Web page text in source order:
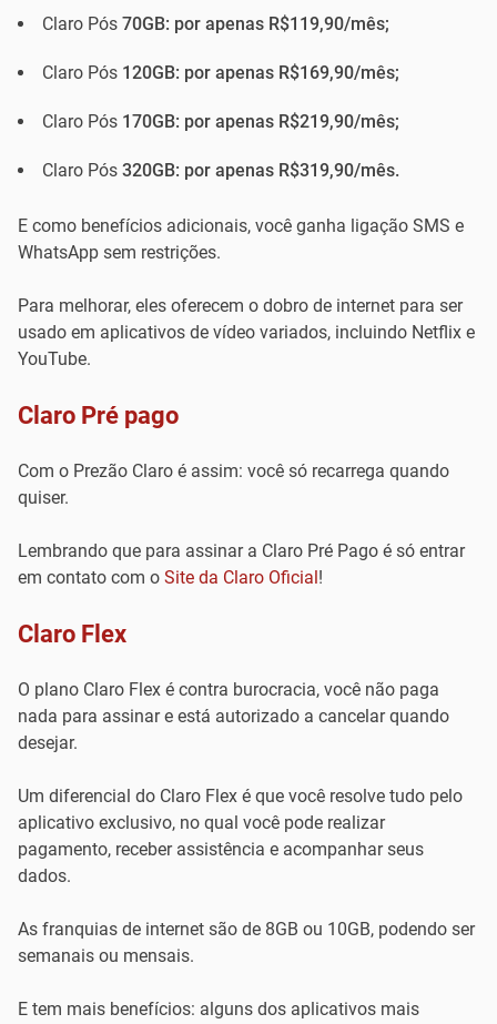
Claro Pós 70GB: por apenas R$119,90/mês;
Claro Pós 120GB: por apenas R$169,90/mês;
Claro Pós 170GB: por apenas R$219,90/mês;
Claro Pós 320GB: por apenas R$319,90/mês.
E como benefícios adicionais, você ganha ligação SMS e
WhatsApp sem restrições.
Para melhorar, eles oferecem o dobro de internet para ser
usado em aplicativos de vídeo variados, incluindo Netflix e
YouTube.
Claro Pré pago
Com o Prezão Claro é assim: você só recarrega quando
quiser.
Lembrando que para assinar a Claro Pré Pago é só entrar
em contato com o Site da Claro Oficial!
Claro Flex
O plano Claro Flex é contra burocracia, você não paga
nada para assinar e está autorizado a cancelar quando
desejar.
Um diferencial do Claro Flex é que você resolve tudo pelo
aplicativo exclusivo, no qual você pode realizar
pagamento, receber assistência e acompanhar seus
dados.
As franquias de internet são de 8GB ou 10GB, podendo ser
semanais ou mensais.
E tem mais benefícios: alguns dos aplicativos mais